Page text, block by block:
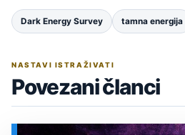
Dark Energy Survey tamna energija
NASTAVI ISTRAŽIVATI
Povezani članci